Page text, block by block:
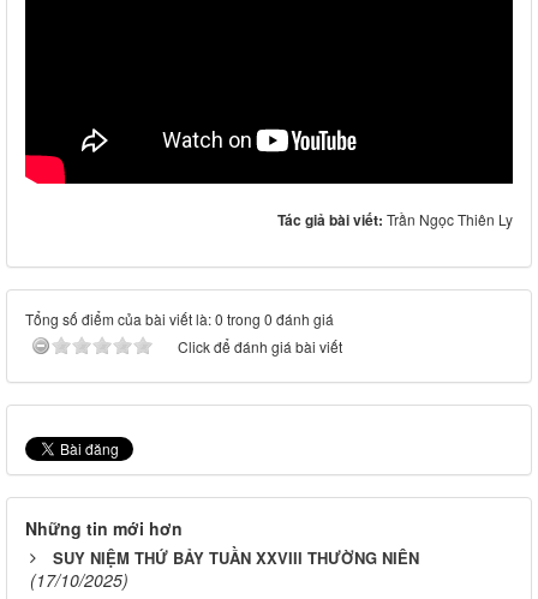
Tác giả bài viết: Trần Ngọc Thiên Ly
Tổng số điểm của bài viết là: 0 trong 0 đánh giá
Click để đánh giá bài viết
Những tin mới hơn
SUY NIỆM THỨ BẢY TUẦN XXVIII THƯỜNG NIÊN
(17/10/2025)